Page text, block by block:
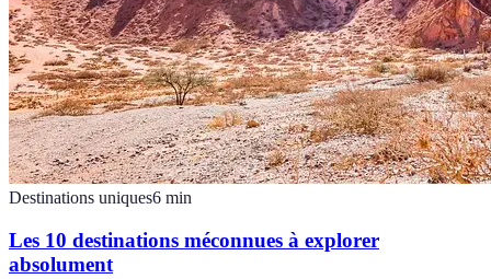
Destinations uniques6 min
Les 10 destinations méconnues à explorer
absolument